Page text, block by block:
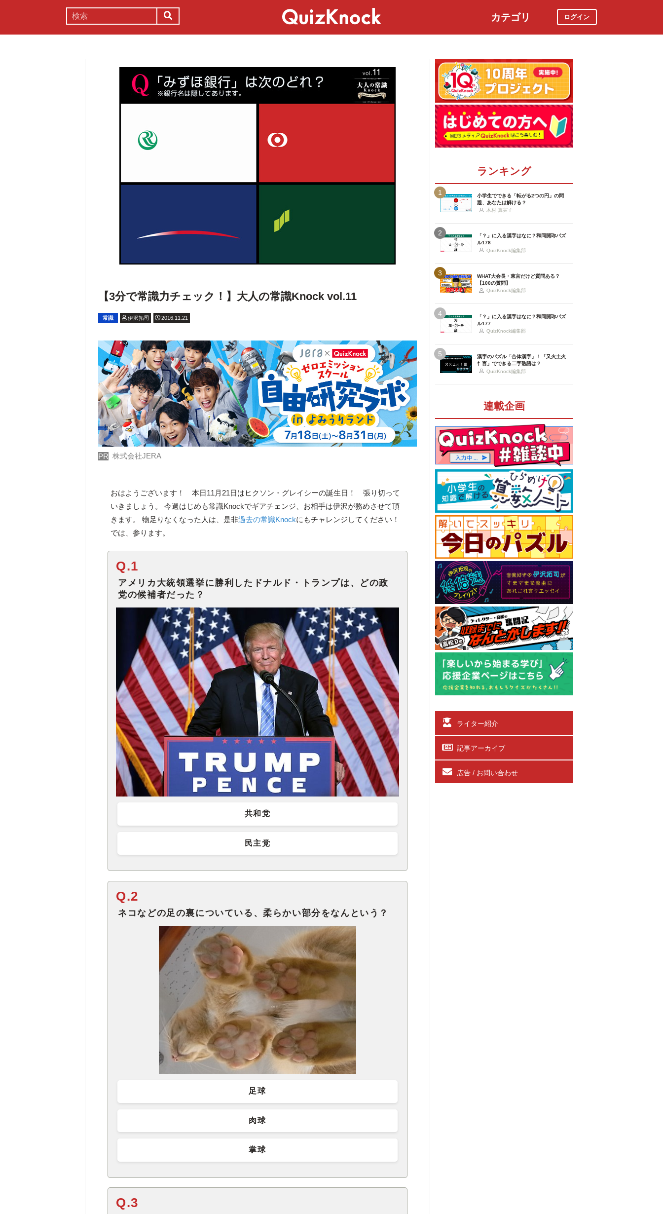
カテゴリ ログイン
【3分で常識力チェック！】大人の常識Knock vol.11
常識 伊沢拓司 2016.11.21
PR 株式会社JERA
おはようございます！ 本日11月21日はヒクソン・グレイシーの誕生日！ 張り切って
いきましょう。 今週はじめも常識Knockでギアチェンジ、お相手は伊沢が務めさせて頂
きます。 物足りなくなった人は、是非過去の常識Knockにもチャレンジしてください！
では、参ります。
Q.1
アメリカ大統領選挙に勝利したドナルド・トランプは、どの政
党の候補者だった？
共和党
民主党
Q.2
ネコなどの足の裏についている、柔らかい部分をなんという？
足球
肉球
掌球
Q.3
ランキング
1
小学生でできる「転がる2つの円」の問
題、あなたは解ける？
木村 真実子
2
「？」に入る漢字はなに？和同開珎パズ
ル178
QuizKnock編集部
3
WHAT大会長・東言だけど質問ある？
【100の質問】
QuizKnock編集部
4
「？」に入る漢字はなに？和同開珎パズ
ル177
QuizKnock編集部
5
漢字のパズル「合体漢字」！「又火土火
忄言」でできる二字熟語は？
QuizKnock編集部
連載企画
ライター紹介
記事アーカイブ
広告 / お問い合わせ